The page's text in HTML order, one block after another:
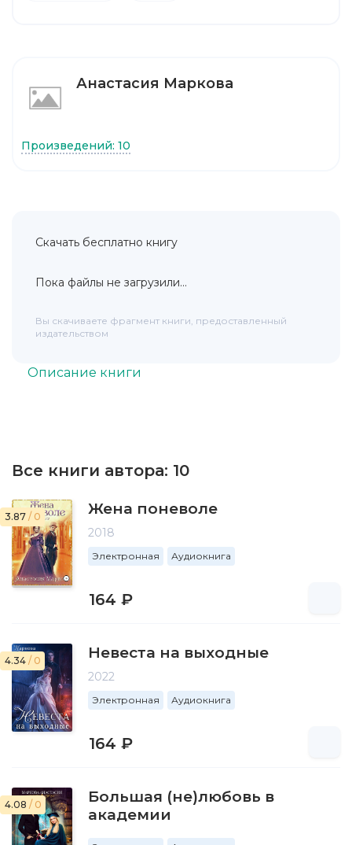
Описание книги
Все книги автора: 10
3.87 / 0 Жена поневоле
2018
Электронная Аудиокнига
164 ₽
4.34 / 0 Невеста на выходные
2022
Электронная Аудиокнига
164 ₽
4.08 / 0
Большая (не)любовь в
академии
Анастасия Маркова
Произведений: 10
Скачать бесплатно книгу
Пока файлы не загрузили...
Вы скачиваете фрагмент книги, предоставленный
издательством